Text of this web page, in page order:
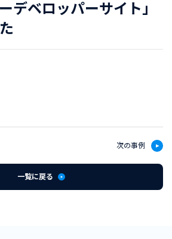
デベロッパーサイト」
次の事例
一覧に戻る